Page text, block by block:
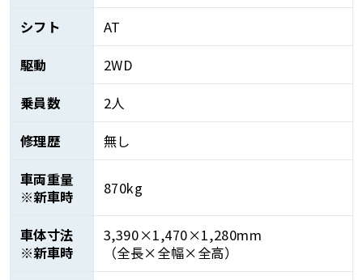
シフト
AT
駆動
2WD
乗員数
2人
修理歴
無し
車両重量
※新車時
870kg
車体寸法
※新車時
3,390×1,470×1,280mm
（全長×全幅×全高）